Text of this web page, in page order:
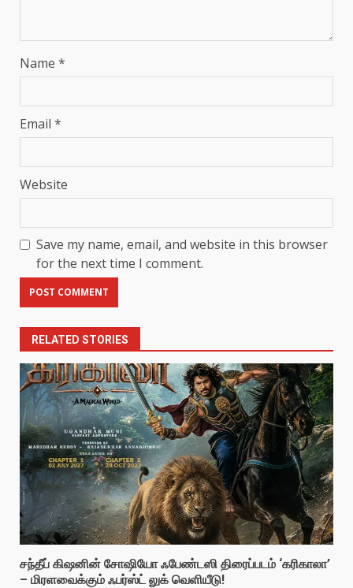
Name *
Email *
Website
Save my name, email, and website in this browser
for the next time I comment.
RELATED STORIES
சந்தீப் கிஷனின் சோஷியோ ஃபேண்டஸி திரைப்படம் ‘கரிகாலா’
– மிரளவைக்கும் ஃபர்ஸ்ட் லுக் வெளியீடு!